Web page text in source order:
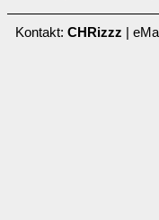
Kontakt: CHRizzz |